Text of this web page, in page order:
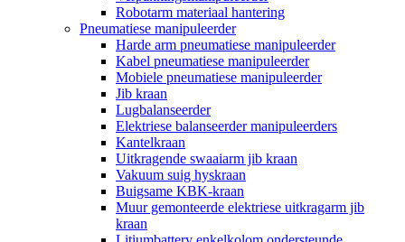
Robotarm materiaal hantering
Pneumatiese manipuleerder
Harde arm pneumatiese manipuleerder
Kabel pneumatiese manipuleerder
Mobiele pneumatiese manipuleerder
Jib kraan
Lugbalanseerder
Elektriese balanseerder manipuleerders
Kantelkraan
Uitkragende swaaiarm jib kraan
Vakuum suig hyskraan
Buigsame KBK-kraan
Muur gemonteerde elektriese uitkragarm jib
kraan